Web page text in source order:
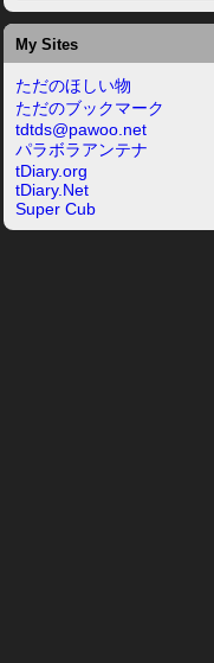
My Sites
ただのほしい物
ただのブックマーク
tdtds@pawoo.net
パラボラアンテナ
tDiary.org
tDiary.Net
Super Cub